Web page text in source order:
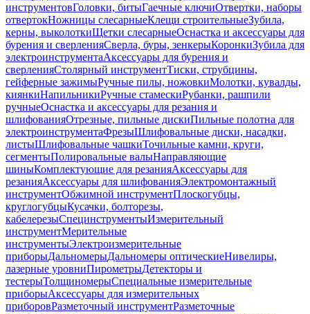
инструментовГоловки, битыГаечные ключиОтвертки, наборы
отвертокНожницы слесарныеКлещи строительныеЗубила,
керны, выколоткиЩетки слесарныеОснастка и аксессуары для
бурения и сверленияСверла, буры, зенкерыКоронкиЗубила для
электроинструментаАксессуары для бурения и
сверленияСтолярный инструментТиски, струбцины,
гейферные зажимыРучные пилы, ножовкиМолотки, кувалды,
киянкиНапильникиРучные стамескиРубанки, рашпили
ручныеОснастка и аксессуары для резания и
шлифованияОтрезные, пильные дискиПильные полотна для
электроинструментаФрезыШлифовальные диски, насадки,
листыШлифовальные чашкиТочильные камни, круги,
сегментыПолировальные валыНаправляющие
шиныКомплектующие для резанияАксессуары для
резанияАксессуары для шлифованияЭлектромонтажный
инструментОбжимной инструментПлоскогубцы,
круглогубцыКусачки, болторезы,
кабелерезыСпецинструментыИзмерительный
инструментМерительные
инструментыЭлектроизмерительные
приборыДальномерыДальномеры оптическиеНивелиры,
лазерные уровниПирометрыДетекторы и
тестерыТолщиномерыСпециальные измерительные
приборыАксессуары для измерительных
приборовРазметочный инструментРазметочные